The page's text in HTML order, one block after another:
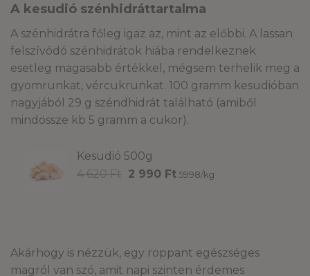
A kesudió szénhidráttartalma
A szénhidrátra főleg igaz az, mint az előbbi. A lassan
felszívódó szénhidrátok hiába rendelkeznek
esetleg magasabb értékkel, mégsem terhelik meg a
gyomrunkat, vércukrunkat. 100 gramm kesudióban
nagyjából 29 g széndhidrát található (amiből
mindössze kb 5 gramm a cukor).
Kesudió 500g
4 620Ft Original
2 990 FtCurrent
5998/kg
Akárhogy is nézzük, egy roppant egészséges
magról van szó, amit napi szinten érdemes